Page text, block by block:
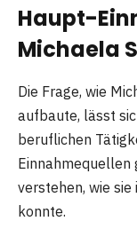
Haupt-
Michaela
Die Frage, wie
aufbaute, lässt
beruflichen
Einnahmequellen
verstehen, wie
konnte.